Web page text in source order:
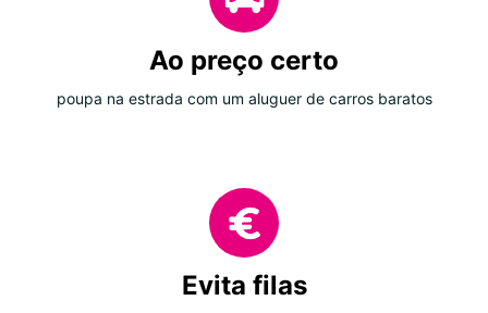
Ao preço certo
poupa na estrada com um aluguer de carros baratos
Evita filas